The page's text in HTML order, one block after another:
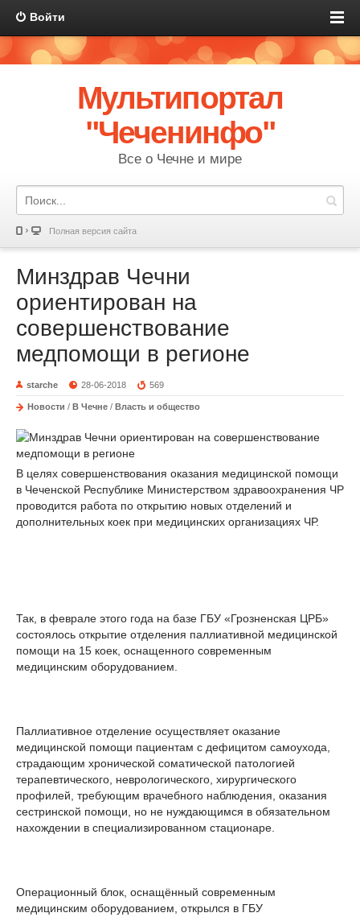
Войти
Мультипортал
"Чеченинфо"
Все о Чечне и мире
Полная версия сайта
Минздрав Чечни
ориентирован на
совершенствование
медпомощи в регионе
starche 28-06-2018 569
Новости / В Чечне / Власть и общество
В целях совершенствования оказания медицинской помощи
в Чеченской Республике Министерством здравоохранения ЧР
проводится работа по открытию новых отделений и
дополнительных коек при медицинских организациях ЧР.
Так, в феврале этого года на базе ГБУ «Грозненская ЦРБ»
состоялось открытие отделения паллиативной медицинской
помощи на 15 коек, оснащенного современным
медицинским оборудованием.
Паллиативное отделение осуществляет оказание
медицинской помощи пациентам с дефицитом самоухода,
страдающим хронической соматической патологией
терапевтического, неврологического, хирургического
профилей, требующим врачебного наблюдения, оказания
сестринской помощи, но не нуждающимся в обязательном
нахождении в специализированном стационаре.
Операционный блок, оснащённый современным
медицинским оборудованием, открылся в ГБУ